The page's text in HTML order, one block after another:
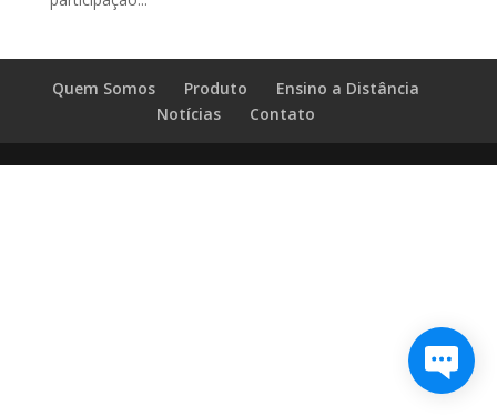
Quem Somos Produto
Ensino a Distância
Notícias
Contato